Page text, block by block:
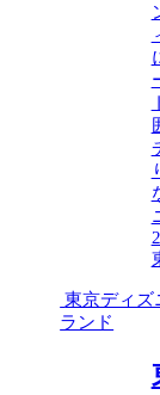
東京ディズ
ランド